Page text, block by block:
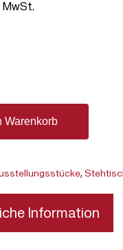
€ 1.410,00
MwSt.
Warenkorb
,
Information